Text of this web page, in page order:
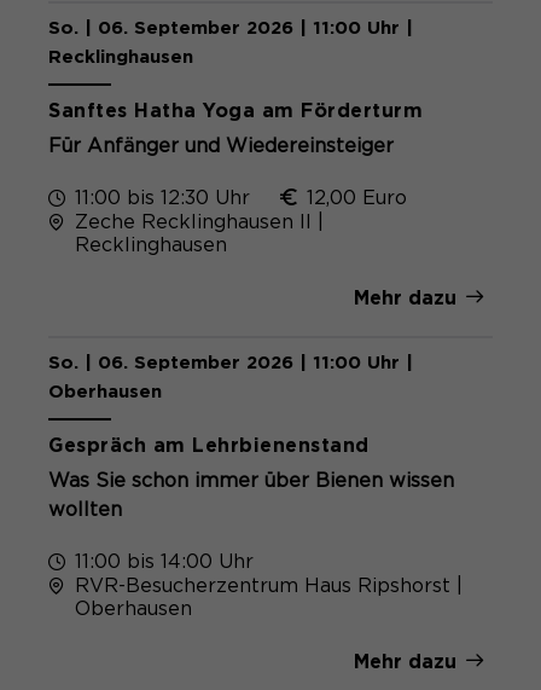
So. | 06. September 2026 | 11:00 Uhr |
Recklinghausen
Sanftes Hatha Yoga am Förderturm
Für Anfänger und Wiedereinsteiger
11:00 bis 12:30 Uhr
12,00 Euro
Zeche Recklinghausen II |
Recklinghausen
Mehr dazu
Kostenlos
So. | 06. September 2026 | 11:00 Uhr |
Oberhausen
Gespräch am Lehrbienenstand
Was Sie schon immer über Bienen wissen
wollten
11:00 bis 14:00 Uhr
RVR-Besucherzentrum Haus Ripshorst |
Oberhausen
Mehr dazu